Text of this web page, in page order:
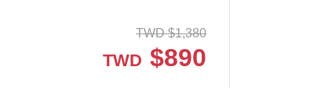
TWD $1,380
TWD $890